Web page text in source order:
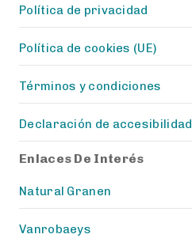
Política de privacidad
Política de cookies (UE)
Términos y condiciones
Declaración de accesibilidad
Enlaces De Interés
Natural Granen
Vanrobaeys